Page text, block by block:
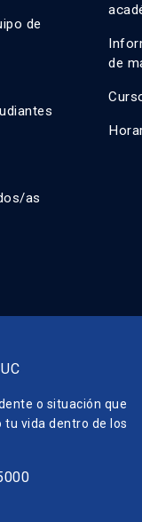
de
as
de
o situación que
tu vida dentro de los